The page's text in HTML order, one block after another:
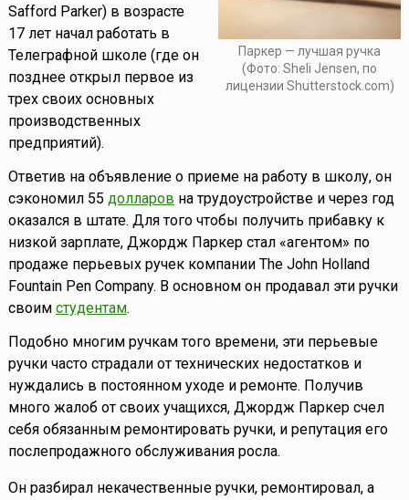
Паркер — лучшая ручка
(Фото: Sheli Jensen, по
лицензии Shutterstock.com)
Safford Parker) в возрасте
17 лет начал работать в
Телеграфной школе (где он
позднее открыл первое из
трех своих основных
производственных
предприятий).
Ответив на объявление о приеме на работу в школу, он
сэкономил 55 долларов на трудоустройстве и через год
оказался в штате. Для того чтобы получить прибавку к
низкой зарплате, Джордж Паркер стал «агентом» по
продаже перьевых ручек компании The John Holland
Fountain Pen Company. В основном он продавал эти ручки
своим студентам.
Подобно многим ручкам того времени, эти перьевые
ручки часто страдали от технических недостатков и
нуждались в постоянном уходе и ремонте. Получив
много жалоб от своих учащихся, Джордж Паркер счел
себя обязанным ремонтировать ручки, и репутация его
послепродажного обслуживания росла.
Он разбирал некачественные ручки, ремонтировал, а